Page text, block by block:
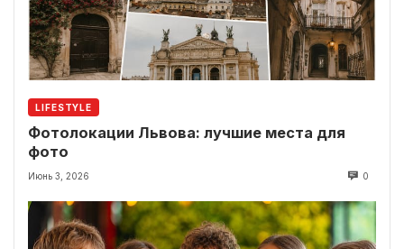
LIFESTYLE
Фотолокации Львова: лучшие места для
фото
Июнь 3, 2026 0